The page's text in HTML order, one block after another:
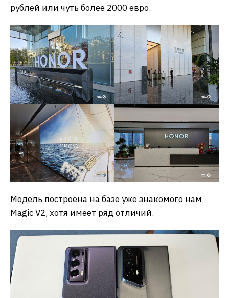
рублей или чуть более 2000 евро.
Модель построена на базе уже знакомого нам
Magic V2, хотя имеет ряд отличий.